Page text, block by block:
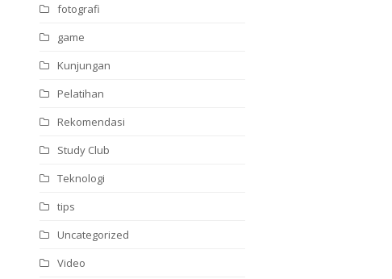
fotografi
game
Kunjungan
Pelatihan
Rekomendasi
Study Club
Teknologi
tips
Uncategorized
Video